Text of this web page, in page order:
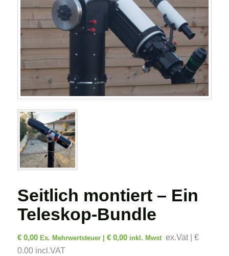
Seitlich montiert – Ein
Teleskop-Bundle
€0,00 Ex. Mehrwertsteuer | €0,00inkl. Mwst ex.Vat | €
0.00 incl.VAT